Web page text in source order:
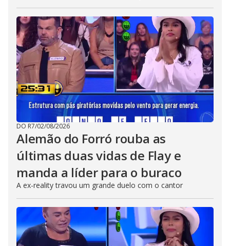
DO R7/02/08/2026
Alemão do Forró rouba as
últimas duas vidas de Flay e
manda a líder para o buraco
A ex-reality travou um grande duelo com o cantor